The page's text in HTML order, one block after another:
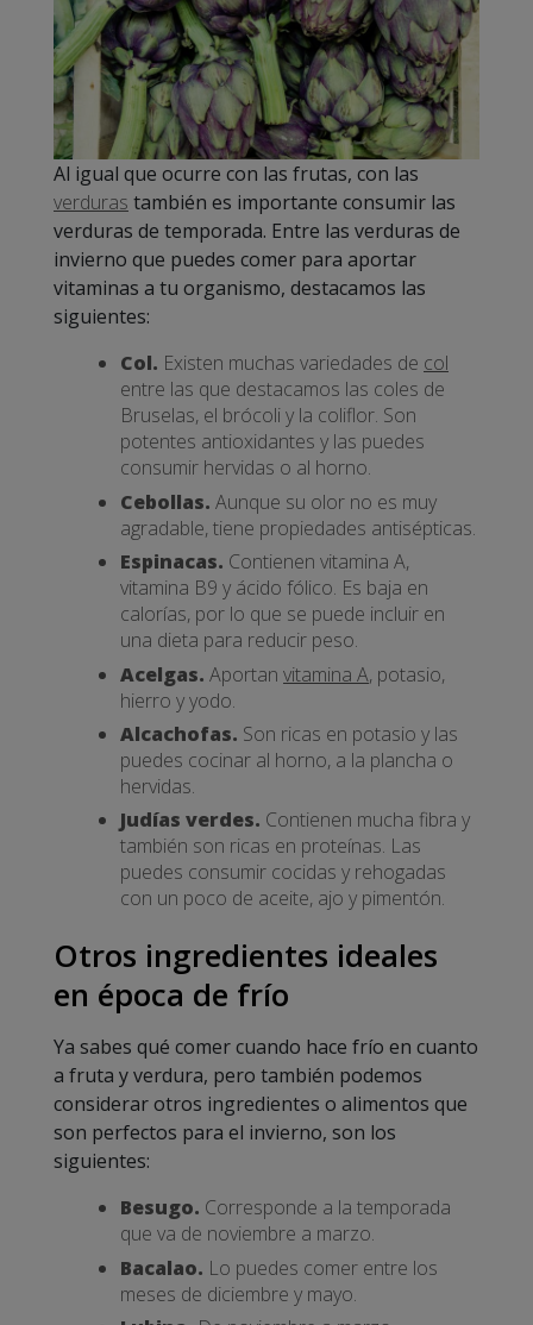
Al igual que ocurre con las frutas, con las
verduras también es importante consumir las
verduras de temporada. Entre las verduras de
invierno que puedes comer para aportar
vitaminas a tu organismo, destacamos las
siguientes:
Col. Existen muchas variedades de col
entre las que destacamos las coles de
Bruselas, el brócoli y la coliflor. Son
potentes antioxidantes y las puedes
consumir hervidas o al horno.
Cebollas. Aunque su olor no es muy
agradable, tiene propiedades antisépticas.
Espinacas. Contienen vitamina A,
vitamina B9 y ácido fólico. Es baja en
calorías, por lo que se puede incluir en
una dieta para reducir peso.
Acelgas. Aportan vitamina A, potasio,
hierro y yodo.
Alcachofas. Son ricas en potasio y las
puedes cocinar al horno, a la plancha o
hervidas.
Judías verdes. Contienen mucha fibra y
también son ricas en proteínas. Las
puedes consumir cocidas y rehogadas
con un poco de aceite, ajo y pimentón.
Otros ingredientes ideales
en época de frío
Ya sabes qué comer cuando hace frío en cuanto
a fruta y verdura, pero también podemos
considerar otros ingredientes o alimentos que
son perfectos para el invierno, son los
siguientes:
Besugo. Corresponde a la temporada
que va de noviembre a marzo.
Bacalao. Lo puedes comer entre los
meses de diciembre y mayo.